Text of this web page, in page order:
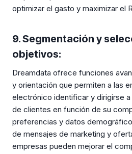
optimizar el gasto y maximizar el
9. Segmentación y
objetivos:
Dreamdata ofrece funciones
y orientación que permiten a las
electrónico identificar y dirigirse
de clientes en función de su
preferencias y datos
de mensajes de marketing y
empresas pueden mejorar el